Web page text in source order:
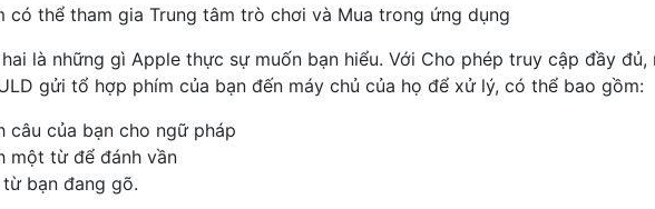
có thể tham gia Trung tâm trò chơi và Mua trong ứng dụng
là những gì Apple thực sự muốn bạn hiểu. Với Cho phép truy cập đầy đủ,
gửi tổ hợp phím của bạn đến máy chủ của họ để xử lý, có thể bao gồm:
câu của bạn cho ngữ pháp
một từ để đánh vần
bạn đang gõ.